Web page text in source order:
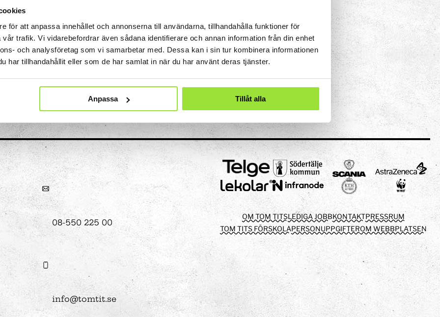
för att anpassa innehållet och annonserna till användarna, tillhandahålla funktioner för
trafik. Vi vidarebefordrar även sådana identifierare och annan information från din enhet
och analysföretag som vi samarbetar med. Dessa kan i sin tur kombinera informationen
har tillhandahållit eller som de har samlat in när du har använt deras tjänster.
Anpassa Tillåt alla
Fritidsaktiviteter
Läger
Konst
Ljusinstallationen Stella
Anpassade skolformer
Partner
Projektpartner
Att vara sponsor
Våra samarbetsområden
Att göra i Stockholm med barn | Tom Tits Experiment
används för att fånga in och förstärka signaler av olika slag, till exempel tv-
08-550 225 00
info@tomtit.se
OM TOM TITSLEDIGA JOBBKONTAKTPRESSRUM
TOM TITS FÖRSKOLAPERSONUPPGIFTEROM WEBBPLATSEN